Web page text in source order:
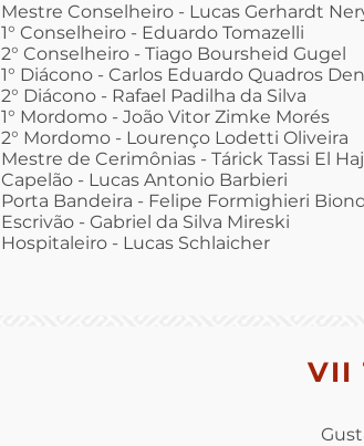
Mestre Conselheiro - Lucas Gerhardt
1° Conselheiro - Eduardo Tomazelli
2° Conselheiro - Tiago Boursheid Gugel
1° Diácono - Carlos Eduardo Quadros
2° Diácono - Rafael Padilha da Silva
1° Mordomo - João Vitor Zimke Morés
2° Mordomo - Lourenço Lodetti Oliveira
Mestre de Cerimônias - Tárick Tassi El
Capelão - Lucas Antonio Barbieri
Porta Bandeira - Felipe Formighieri
Escrivão - Gabriel da Silva Mireski
Hospitaleiro - Lucas Schlaicher
VII